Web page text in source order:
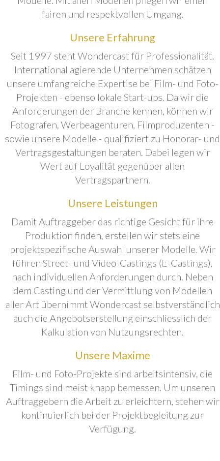
fairen und respektvollen Umgang.
Unsere Erfahrung
Seit 1997 steht Wondercast für Professionalität.
International agierende Unternehmen schätzen
unsere umfangreiche Expertise bei Film- und Foto-
Projekten - ebenso lokale Start-ups. Da wir die
Anforderungen der Branche kennen, können wir
Fotografen, Werbeagenturen, Filmproduzenten -
sowie unsere Modelle - qualifiziert zu Honorar- und
Vertragsgestaltungen beraten. Dabei legen wir
Wert auf Loyalität gegenüber allen
Vertragspartnern.
Unsere Leistungen
Damit Auftraggeber das richtige Gesicht für ihre
Produktion finden, erstellen wir stets eine
projektspezifische Auswahl unserer Modelle. Wir
führen Street- und Video-Castings (E-Castings),
nach individuellen Anforderungen durch. Neben
dem Casting und der Vermittlung von Modellen
aller Art übernimmt Wondercast selbstverständlich
auch die Angebotserstellung einschliesslich der
Kalkulation von Nutzungsrechten.
Unsere Maxime
Film- und Foto-Projekte sind arbeitsintensiv, die
Timings sind meist knapp bemessen. Um unseren
Auftraggebern die Arbeit zu erleichtern, stehen wir
kontinuierlich bei der Projektbegleitung zur
Verfügung.